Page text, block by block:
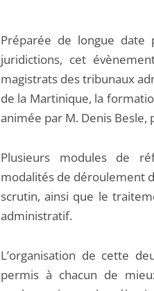
Préparée de longue date
juridictions, cet
magistrats des tribunaux
de la Martinique, la
animée par M. Denis
Plusieurs modules de
modalités de déroulement
scrutin, ainsi que le
administratif.
L’organisation de cette
permis à chacun de